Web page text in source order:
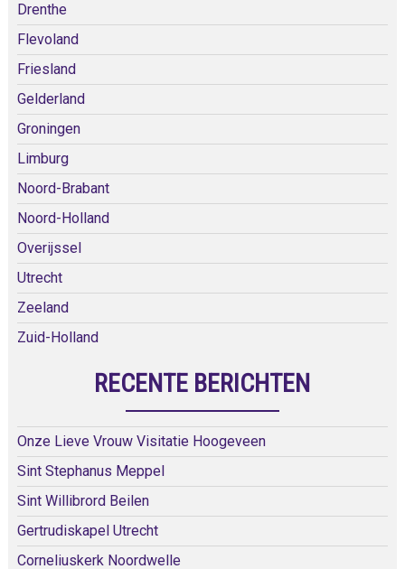
Drenthe
Flevoland
Friesland
Gelderland
Groningen
Limburg
Noord-Brabant
Noord-Holland
Overijssel
Utrecht
Zeeland
Zuid-Holland
RECENTE BERICHTEN
Onze Lieve Vrouw Visitatie Hoogeveen
Sint Stephanus Meppel
Sint Willibrord Beilen
Gertrudiskapel Utrecht
Corneliuskerk Noordwelle